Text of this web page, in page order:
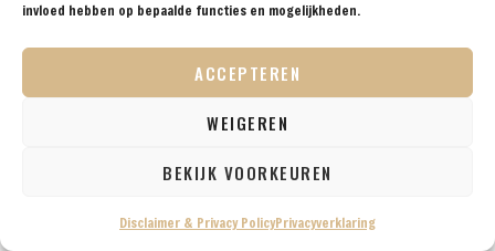
invloed hebben op bepaalde functies en mogelijkheden.
ACCEPTEREN
WEIGEREN
BEKIJK VOORKEUREN
Disclaimer & Privacy PolicyPrivacyverklaring